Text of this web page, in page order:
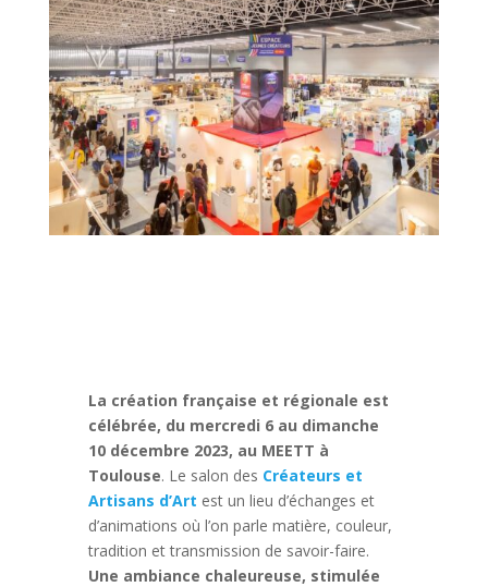
La création française et régionale est
célébrée, du mercredi 6 au dimanche
10 décembre 2023, au MEETT à
Toulouse. Le salon des Créateurs et
Artisans d’Art est un lieu d’échanges et
d’animations où l’on parle matière, couleur,
tradition et transmission de savoir-faire.
Une ambiance chaleureuse, stimulée